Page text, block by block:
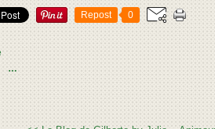
Repost 0
…